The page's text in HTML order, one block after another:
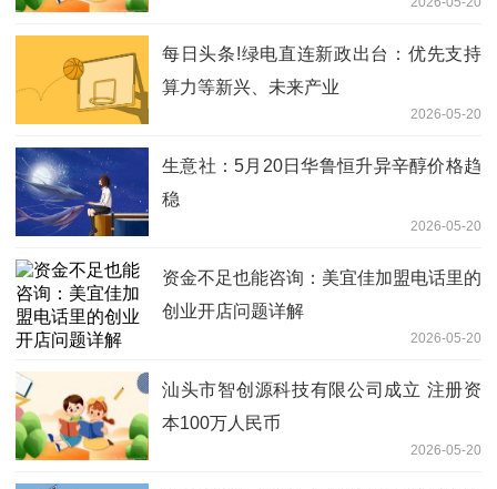
每日头条!绿电直连新政出台：优先支持
算力等新兴、未来产业
2026-05-20
生意社：5月20日华鲁恒升异辛醇价格趋
稳
2026-05-20
资金不足也能咨询：美宜佳加盟电话里的
创业开店问题详解
2026-05-20
汕头市智创源科技有限公司成立 注册资
本100万人民币
2026-05-20